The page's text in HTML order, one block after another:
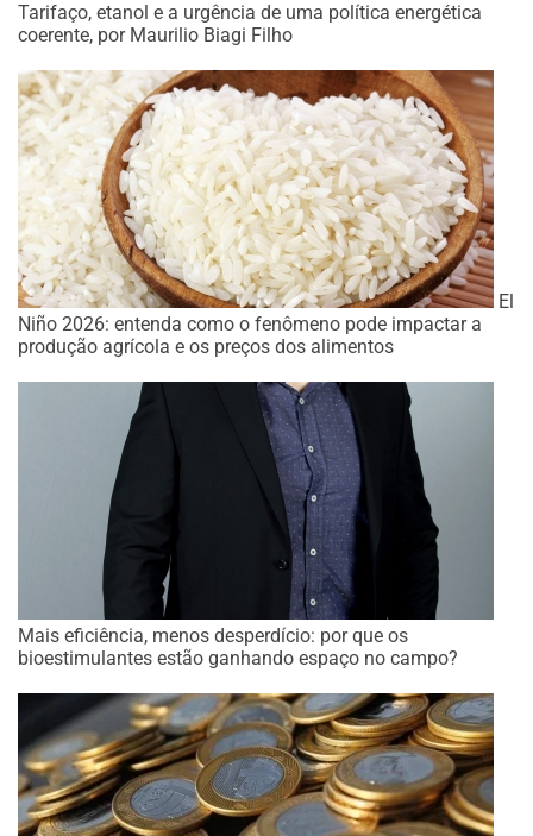
Tarifaço, etanol e a urgência de uma política energética
coerente, por Maurilio Biagi Filho
El
Niño 2026: entenda como o fenômeno pode impactar a
produção agrícola e os preços dos alimentos
Mais eficiência, menos desperdício: por que os
bioestimulantes estão ganhando espaço no campo?